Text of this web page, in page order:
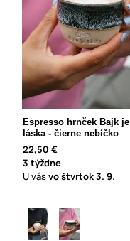
Espresso hrnček Bajk je
láska - čierne nebíčko
22,50 €
3 týždne
U vásvo štvrtok3. 9.